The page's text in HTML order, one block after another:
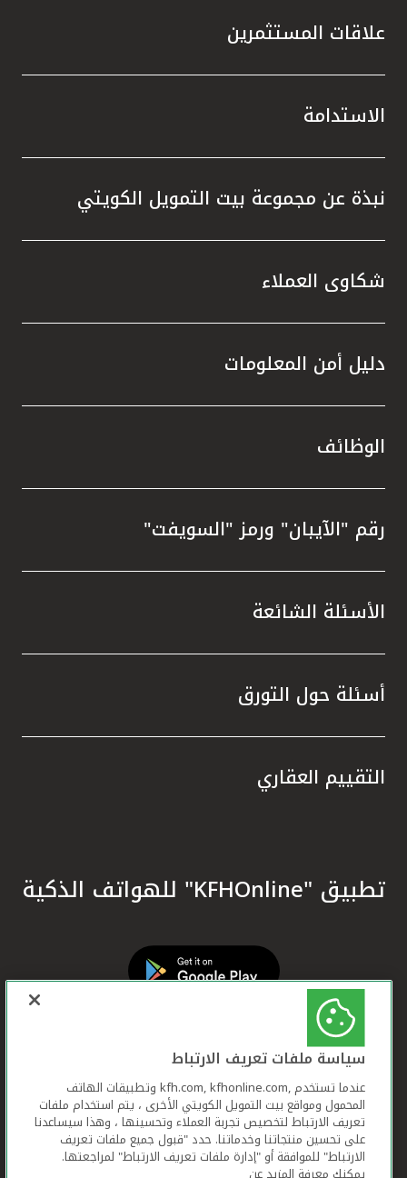
علاقات المستثمرين
الاستدامة
نبذة عن مجموعة بيت التمويل الكويتي
شكاوى العملاء
دليل أمن المعلومات
الوظائف
رقم "الآيبان" ورمز "السويفت"
الأسئلة الشائعة
أسئلة حول التورق
التقييم العقاري
تطبيق "KFHOnline" للهواتف الذكية
سياسة ملفات تعريف الارتباط
عندما تستخدم ,kfh.com, kfhonline.com وتطبيقات الهاتف
المحمول ومواقع بيت التمويل الكويتي الأخرى ، يتم استخدام ملفات
تعريف الارتباط لتخصيص تجربة العملاء وتحسينها ، وهذا سيساعدنا
على تحسين منتجاتنا وخدماتنا. حدد "قبول جميع ملفات تعريف
الارتباط" للموافقة أو "إدارة ملفات تعريف الارتباط" لمراجعتها.